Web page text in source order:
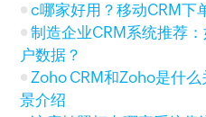
c哪家好用？移动CRM下
制造企业CRM系统推荐
户数据？
Zoho CRM和Zoho是什
景介绍